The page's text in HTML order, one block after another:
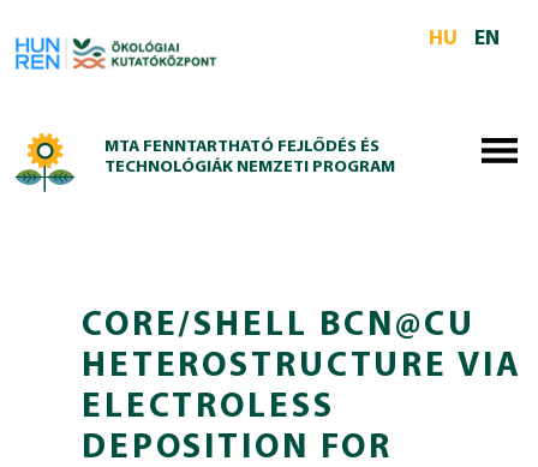
HU
EN
MTA FENNTARTHATÓ FEJLŐDÉS ÉS
TECHNOLÓGIÁK NEMZETI PROGRAM
CORE/SHELL BCN@CU
HETEROSTRUCTURE VIA
ELECTROLESS
DEPOSITION FOR